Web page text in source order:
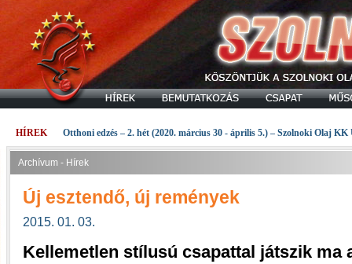
HÍREK Otthoni edzés – 2. hét (2020. március 30 - április 5.) – Szolnoki Olaj KK
Archívum - Hírek
Új esztendő, új remények
2015. 01. 03.
Kellemetlen stílusú csapattal játszik ma